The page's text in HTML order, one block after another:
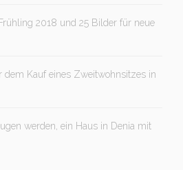
2018 und 25 Bilder für neue
dem Kauf eines Zweitwohnsitzes in
werden, ein Haus in Denia mit